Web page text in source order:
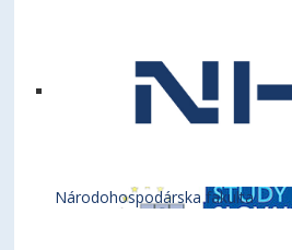
Národohospodárska fakulta